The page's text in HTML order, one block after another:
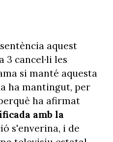
aquest
3 cancel·li les
si manté aquesta
ha mantingut, per
ha afirmat
amb la
s'enverina, i de